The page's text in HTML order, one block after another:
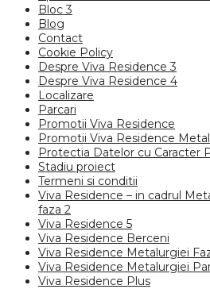
Bloc 3
Blog
Contact
Cookie Policy
Despre Viva Residence 3
Despre Viva Residence 4
Localizare
Parcari
Promotii Viva Residence
Promotii Viva Residence
Protectia Datelor cu Caracter
Stadiu proiect
Termeni si conditii
Viva Residence – in cadrul
faza 2
Viva Residence 5
Viva Residence Berceni
Viva Residence Metalurgiei
Viva Residence Metalurgiei
Viva Residence Plus